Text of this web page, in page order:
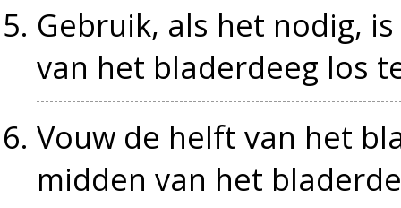
Gebruik, als het nodig,
van het bladerdeeg los
Vouw de helft van het
midden van het